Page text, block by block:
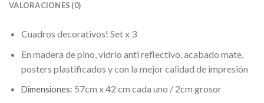
VALORACIONES (0)
Cuadros decorativos! Set x 3
En madera de pino, vidrio anti reflectivo, acabado mate,
posters plastificados y con la mejor calidad de impresión
Dimensiones: 57cm x 42 cm cada uno / 2cm grosor